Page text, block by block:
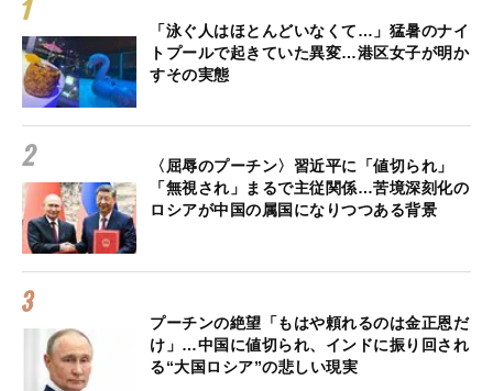
「泳ぐ人はほとんどいなくて…」猛暑のナイ
トプールで起きていた異変…港区女子が明か
すその実態
〈屈辱のプーチン〉習近平に「値切られ」
「無視され」まるで主従関係…苦境深刻化の
ロシアが中国の属国になりつつある背景
プーチンの絶望「もはや頼れるのは金正恩だ
け」…中国に値切られ、インドに振り回され
る“大国ロシア”の悲しい現実